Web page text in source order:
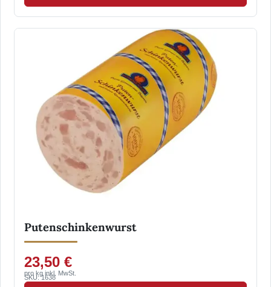
Putenschinkenwurst
23,50 €
pro kg inkl. MwSt.
SKU: 1638